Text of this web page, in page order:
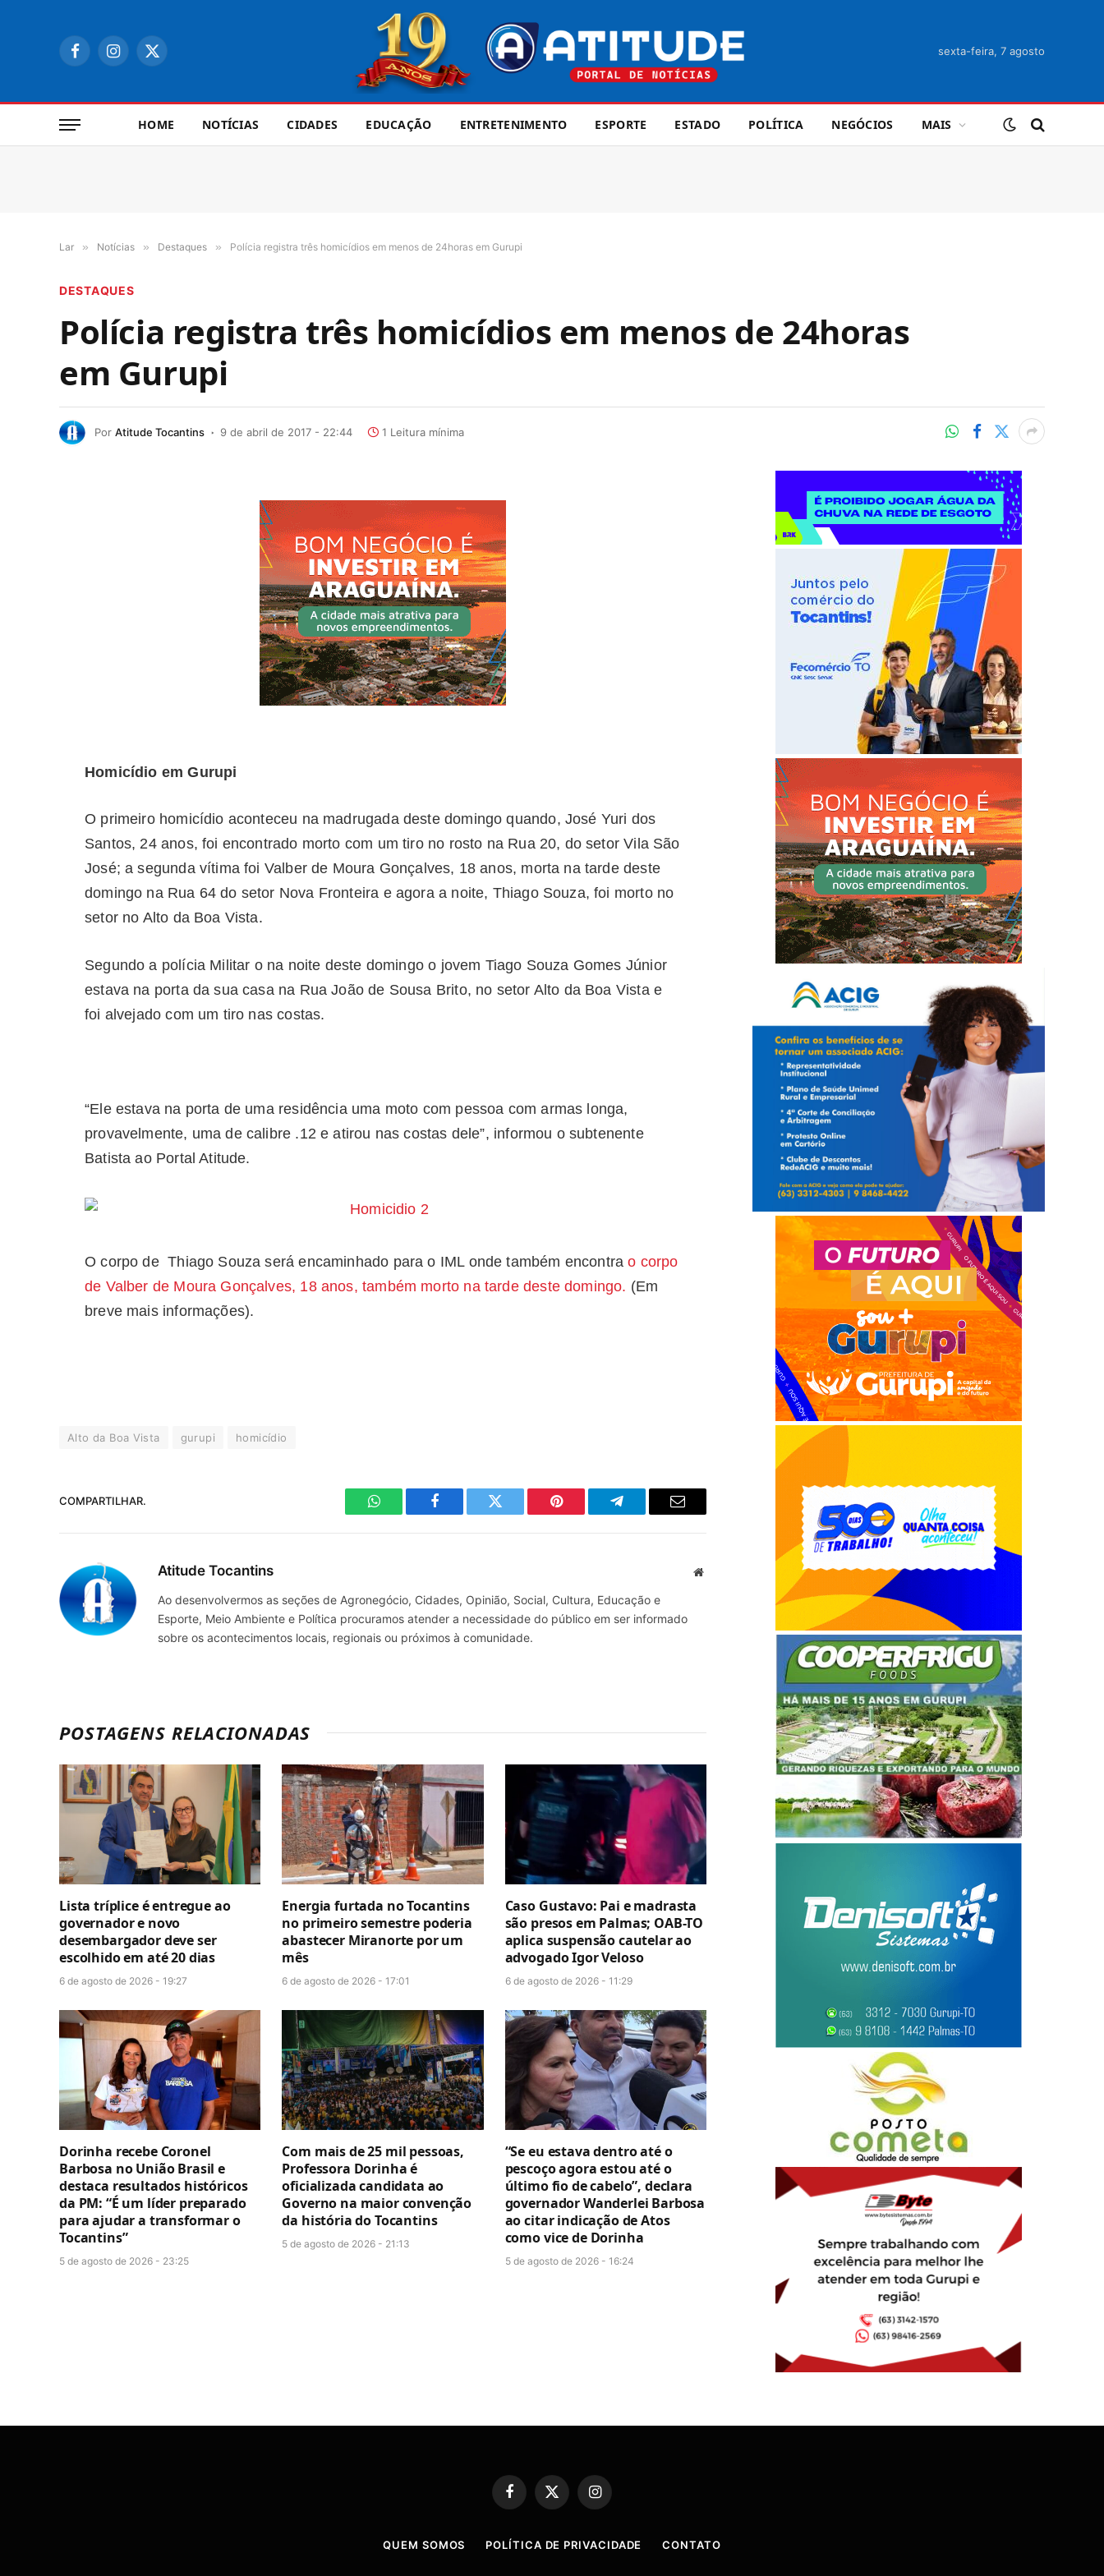
FacebookInstagram
X
sexta-feira, 7 agosto
HOME NOTÍCIAS CIDADES EDUCAÇÃO ENTRETENIMENTO ESPORTE ESTADO POLÍTICA NEGÓCIOS MAIS
Lar » Notícias » Destaques » Polícia registra três homicídios em menos de 24horas em Gurupi
DESTAQUES
Polícia registra três homicídios em menos de 24horas
em Gurupi
Por Atitude Tocantins 9 de abril de 2017 - 22:44 1 Leitura mínima
Homicídio em Gurupi
O primeiro homicídio aconteceu na madrugada deste domingo quando, José Yuri dos
Santos, 24 anos, foi encontrado morto com um tiro no rosto na Rua 20, do setor Vila São
José; a segunda vítima foi Valber de Moura Gonçalves, 18 anos, morta na tarde deste
domingo na Rua 64 do setor Nova Fronteira e agora a noite, Thiago Souza, foi morto no
setor no Alto da Boa Vista.
Segundo a polícia Militar o na noite deste domingo o jovem Tiago Souza Gomes Júnior
estava na porta da sua casa na Rua João de Sousa Brito, no setor Alto da Boa Vista e
foi alvejado com um tiro nas costas.
“Ele estava na porta de uma residência uma moto com pessoa com armas longa,
provavelmente, uma de calibre .12 e atirou nas costas dele”, informou o subtenente
Batista ao Portal Atitude.
O corpo de Thiago Souza será encaminhado para o IML onde também encontrao corpo
de Valber de Moura Gonçalves, 18 anos, também morto na tarde deste domingo. (Em
breve mais informações).
Alto da Boa Vista gurupi homicídio
COMPARTILHAR.
WhatsAppFacebook Twitter Pinterest TelegramaE-
Atitude Tocantins Site
Ao desenvolvermos as seções de Agronegócio, Cidades, Opinião, Social, Cultura, Educação e
Esporte, Meio Ambiente e Política procuramos atender a necessidade do público em ser informado
sobre os acontecimentos locais, regionais ou próximos à comunidade.
POSTAGENS RELACIONADAS
Lista tríplice é entregue ao
governador e novo
desembargador deve ser
escolhido em até 20 dias
6 de agosto de 2026 - 19:27
Energia furtada no Tocantins
no primeiro semestre poderia
abastecer Miranorte por um
mês
6 de agosto de 2026 - 17:01
Caso Gustavo: Pai e madrasta
são presos em Palmas; OAB-TO
aplica suspensão cautelar ao
advogado Igor Veloso
6 de agosto de 2026 - 11:29
Dorinha recebe Coronel
Barbosa no União Brasil e
destaca resultados históricos
da PM: “É um líder preparado
para ajudar a transformar o
Tocantins”
5 de agosto de 2026 - 23:25
Com mais de 25 mil pessoas,
Professora Dorinha é
oficializada candidata ao
Governo na maior convenção
da história do Tocantins
5 de agosto de 2026 - 21:13
“Se eu estava dentro até o
pescoço agora estou até o
último fio de cabelo”, declara
governador Wanderlei Barbosa
ao citar indicação de Atos
como vice de Dorinha
5 de agosto de 2026 - 16:24
Facebook
X
(Twitter)
Instagram
QUEM SOMOS POLÍTICA DE PRIVACIDADE CONTATO